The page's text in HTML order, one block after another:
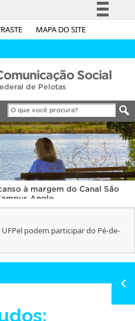
MAPA DO SITE
Simplifique!
Acesso à informação
Legislação
Canais
Social
de Pelotas
à margem do Canal São
Anglo
podem participar do Pé-de-